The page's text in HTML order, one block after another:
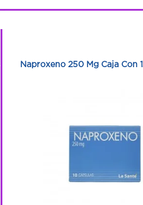
Naproxeno 250 Mg Caja Con